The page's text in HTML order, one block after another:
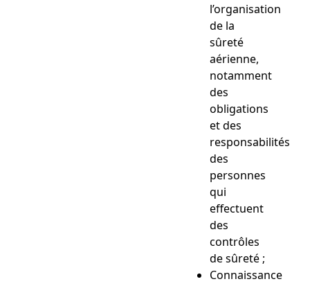
l’organisation
de la
sûreté
aérienne,
notamment
des
obligations
et des
responsabilités
des
personnes
qui
effectuent
des
contrôles
de sûreté ;
Connaissance